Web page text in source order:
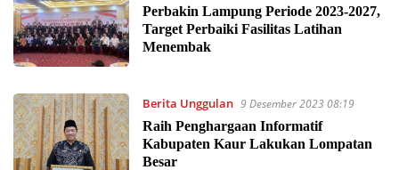
2023 18:06
Perbakin Lampung Periode 2023-2027,
Target Perbaiki Fasilitas Latihan
Menembak
Berita Unggulan 9 Desember 2023 08:19
Raih Penghargaan Informatif
Kabupaten Kaur Lakukan Lompatan
Besar